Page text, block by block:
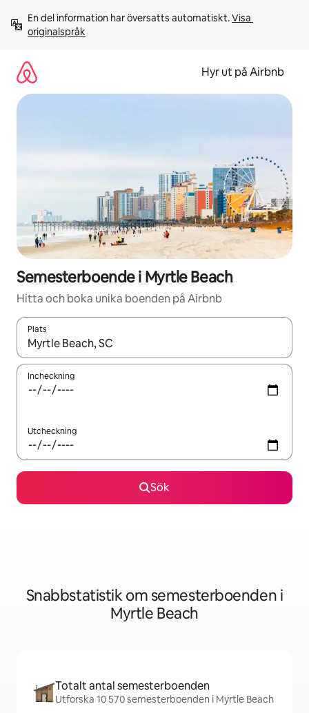
innehåll
En del information har översatts automatiskt. Visa
originalspråk
Hyr ut på Airbnb
Semesterboende i Myrtle Beach
Hitta och boka unika boenden på Airbnb
Plats
När resultaten är tillgängliga kan du navigera med upp- och
Incheckning
Utcheckning
Sök
Snabbstatistik om semesterboenden i
Myrtle Beach
Totalt antal semesterboenden
Utforska 10 570 semesterboenden i Myrtle Beach